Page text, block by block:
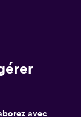
avec